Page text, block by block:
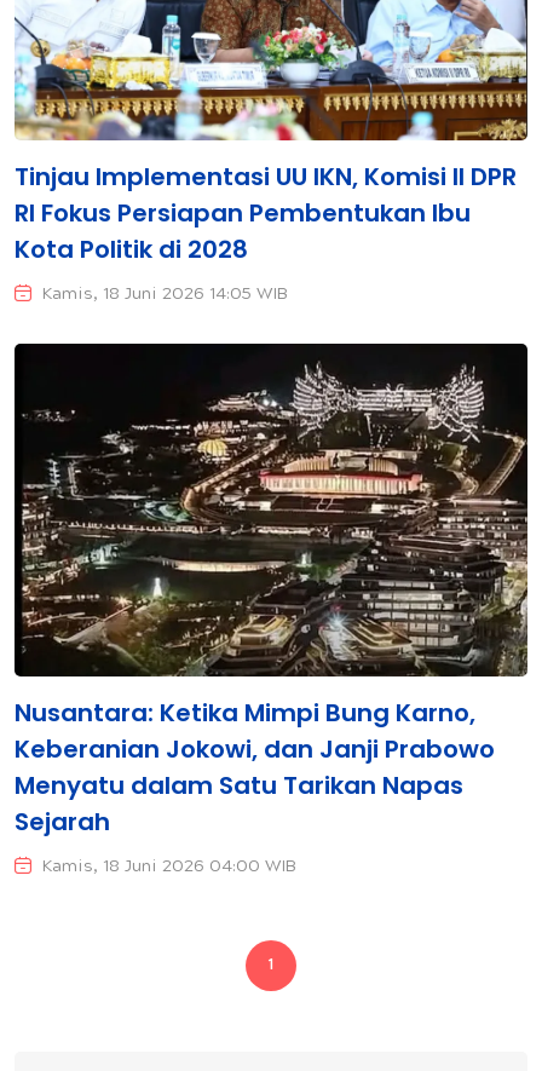
Tinjau Implementasi UU IKN, Komisi II DPR
RI Fokus Persiapan Pembentukan Ibu
Kota Politik di 2028
Kamis, 18 Juni 2026 14:05 WIB
Nusantara: Ketika Mimpi Bung Karno,
Keberanian Jokowi, dan Janji Prabowo
Menyatu dalam Satu Tarikan Napas
Sejarah
Kamis, 18 Juni 2026 04:00 WIB
1